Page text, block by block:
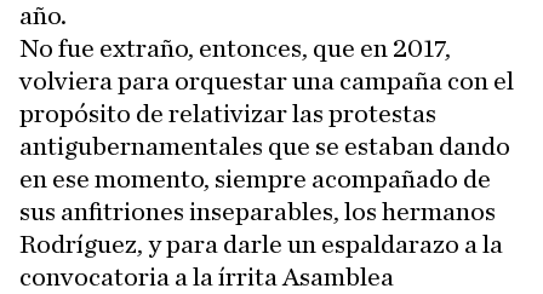
año.
No fue extraño, entonces, que en 2017,
volviera para orquestar una campaña con el
propósito de relativizar las protestas
antigubernamentales que se estaban dando
en ese momento, siempre acompañado de
sus anfitriones inseparables, los hermanos
Rodríguez, y para darle un espaldarazo a la
convocatoria a la írrita Asamblea